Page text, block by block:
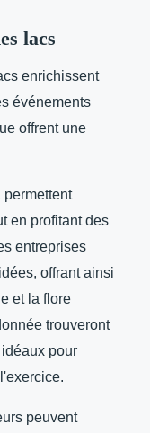
lacs
enrichissent
événements
offrent une
en profitant des
entreprises
offrant ainsi
et la flore
trouveront
pour
peuvent